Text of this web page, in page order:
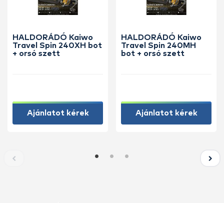
HALDORÁDÓ Kaiwo
Travel Spin 240XH bot
+ orsó szett
Ajánlatot kérek
HALDORÁDÓ Kaiwo
Travel Spin 240MH
bot + orsó szett
Ajánlatot kérek